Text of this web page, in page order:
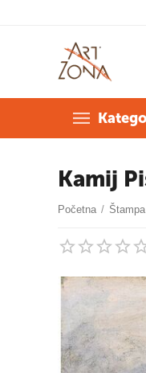
Kamij
Početna /